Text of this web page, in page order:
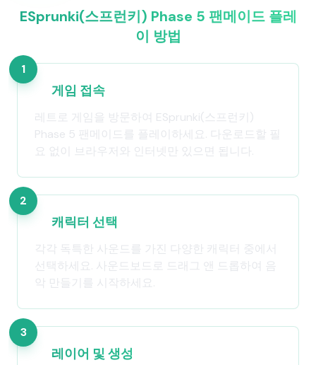
ESprunki(스프런키) Phase 5 팬메이드 플레
이 방법
1
게임 접속
레트로 게임을 방문하여 ESprunki(스프런키)
Phase 5 팬메이드를 플레이하세요. 다운로드할 필
요 없이 브라우저와 인터넷만 있으면 됩니다.
2
캐릭터 선택
각각 독특한 사운드를 가진 다양한 캐릭터 중에서
선택하세요. 사운드보드로 드래그 앤 드롭하여 음
악 만들기를 시작하세요.
3
레이어 및 생성